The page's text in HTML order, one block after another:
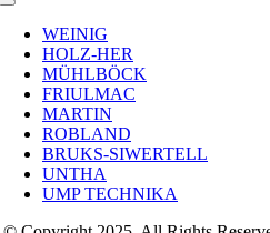
Toggle
NavigationWEINIG
HOLZ-HER
MÜHLBÖCK
FRIULMAC
MARTIN
ROBLAND
BRUKS-SIWERTELL
UNTHA
UMP TECHNIKA